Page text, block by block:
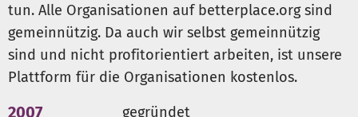
tun. Alle Organisationen auf betterplace.org sind
gemeinnützig. Da auch wir selbst gemeinnützig
sind und nicht profitorientiert arbeiten, ist unsere
Plattform für die Organisationen kostenlos.
2007 gegründet